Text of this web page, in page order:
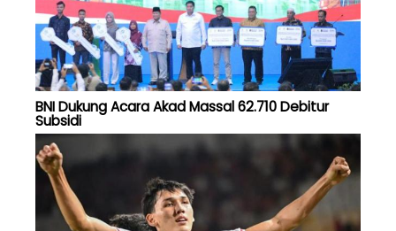
BNI Dukung Acara Akad Massal 62.710 Debitur
Subsidi